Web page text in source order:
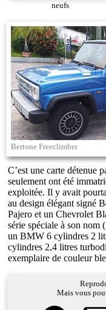
neufs
Bertone Freeclimber
C’est une carte détenue
seulement ont été
exploitée. Il y avait
au design élégant signé
Pajero et un Chevrolet
série spéciale à son nom
un BMW 6 cylindres 2
cylindres 2,4 litres
exemplaire de couleur
Mais vous